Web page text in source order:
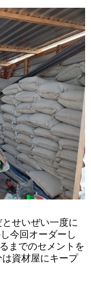
せいぜい一度に
今回オーダーし
までのセメントを
資材屋にキープ